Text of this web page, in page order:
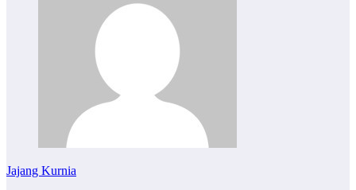
Jajang Kurnia